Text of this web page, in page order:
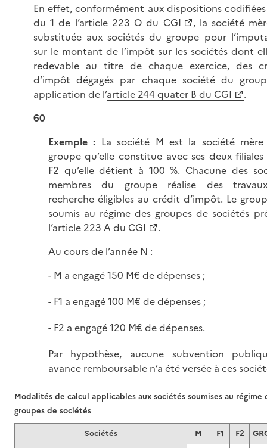
En effet, conformément aux dispositions
du 1 de l’article 223 O du CGI
, la société
substituée aux sociétés du groupe pour
sur le montant de l’impôt sur les sociétés dont
redevable au titre de chaque exercice, des
d’impôt dégagés par chaque société du
application de l’article 244 quater B du CGI
.
60
Exemple : La société M est la société mère
groupe qu’elle constitue avec ses deux filiales
F2 qu’elle détient à 100 %. Chacune des
membres du groupe réalise des
recherche éligibles au crédit d’impôt. Le
soumis au régime des groupes de sociétés
l’article 223 A du CGI
.
Au cours de l’année N :
M a engagé 150 M€ de dépenses ;
F1 a engagé 100 M€ de dépenses ;
F2 a engagé 120 M€ de dépenses.
Par hypothèse, aucune subvention
avance remboursable n’a été versée à ces
Modalités de calcul applicables aux sociétés soumises au régime
groupes de sociétés
Sociétés
M F1 F2